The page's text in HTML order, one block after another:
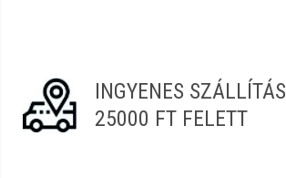
INGYENES SZÁLLÍTÁS
25000 FT FELETT